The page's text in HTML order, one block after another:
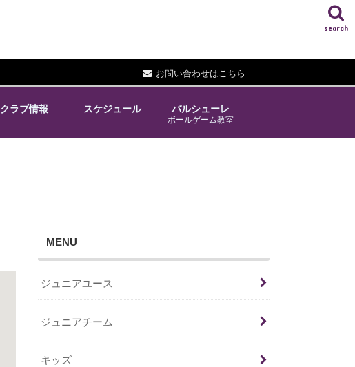
お問い合わせはこちら
search
クラブ情報 スケジュール バルシューレ
ボールゲーム教室
MENU
ジュニアユース
ジュニアチーム
キッズ